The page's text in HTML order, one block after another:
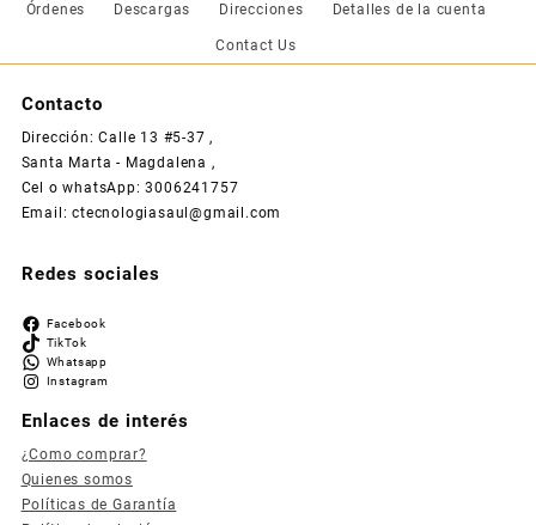
Órdenes Descargas Direcciones Detalles de la cuenta
Contact Us
Contacto
Dirección: Calle 13 #5-37 ,
Santa Marta - Magdalena ,
Cel o whatsApp: 3006241757
Email: ctecnologiasaul@gmail.com
Redes sociales
Facebook
TikTok
Whatsapp
Instagram
Enlaces de interés
¿Como comprar?
Quienes somos
Políticas de Garantía